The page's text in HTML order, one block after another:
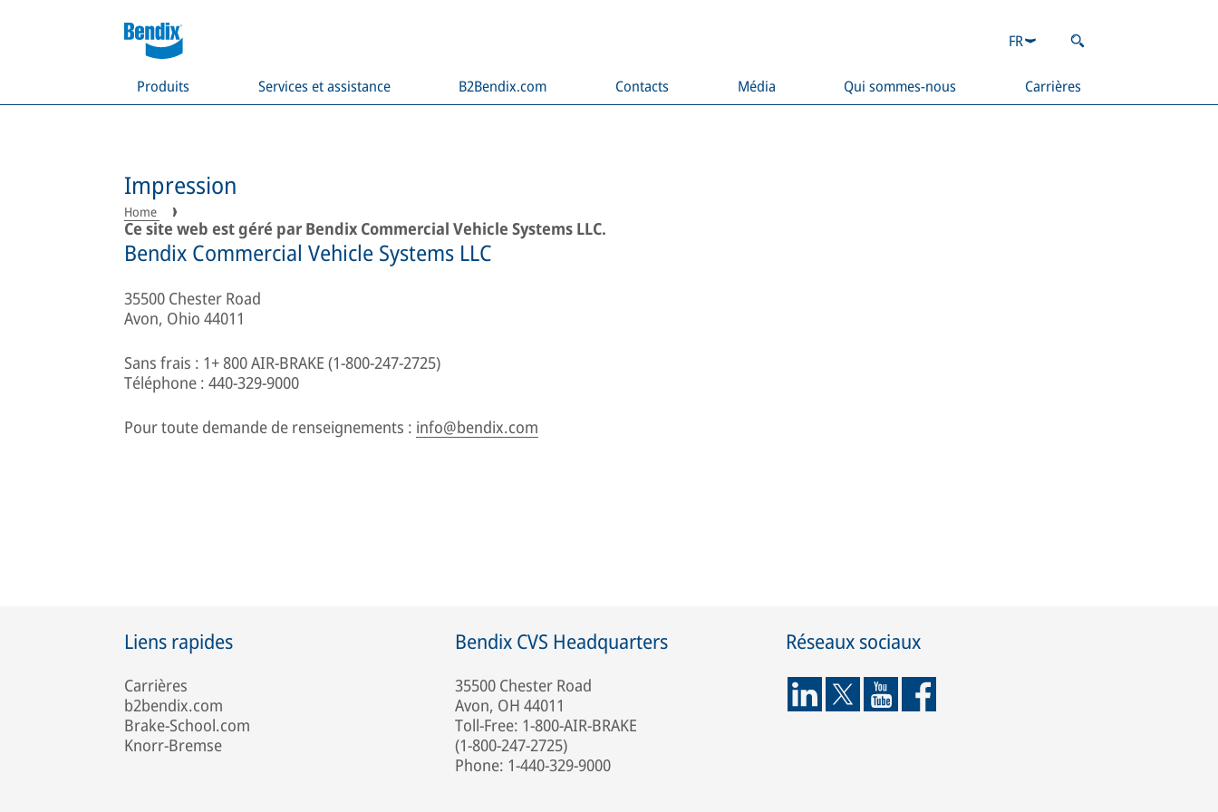
Produits Services et assistance B2Bendix.com Contacts Média Qui sommes-nous Carrières
FR
Impression
Home
Ce site web est géré par Bendix Commercial Vehicle Systems LLC.
Bendix Commercial Vehicle Systems LLC
35500 Chester Road
Avon, Ohio 44011
Sans frais : 1+ 800 AIR-BRAKE (1-800-247-2725)
Téléphone : 440-329-9000
Pour toute demande de renseignements : info@bendix.com
Liens rapides
Carrières
b2bendix.com
Brake-School.com
Knorr-Bremse
Bendix CVS Headquarters
35500 Chester Road
Avon, OH 44011
Toll-Free: 1-800-AIR-BRAKE
(1-800-247-2725)
Phone: 1-440-329-9000
Réseaux sociaux